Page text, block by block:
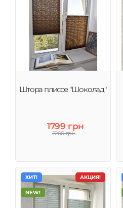
Штора плиссе "Шоколад"
1799 грн
2200 грн
АКЦИЯ!
ХИТ!
NEW!